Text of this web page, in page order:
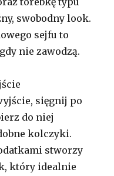
swobodny look.
sejfu to
nie zawodzą.
sięgnij po
do niej
kolczyki.
stworzy
który idealnie